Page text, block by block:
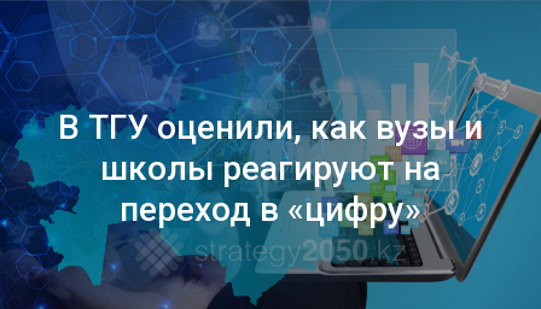
В ТГУ оценили, как вузы и
школы реагируют на
переход в «цифру»